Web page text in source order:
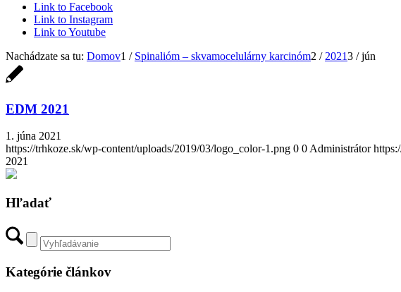
Link to Facebook
Link to Instagram
Link to Youtube
Nachádzate sa tu: Domov1 / Spinalióm – skvamocelulárny karcinóm2 / 20213 / jún
EDM 2021
1. júna 2021
https://trhkoze.sk/wp-content/uploads/2019/03/logo_color-1.png 0 0Administrátor
2021
Hľadať
Kategórie článkov